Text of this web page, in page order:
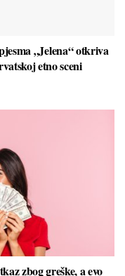
„Jelena“ otkriva
etno sceni
zbog greške, a evo